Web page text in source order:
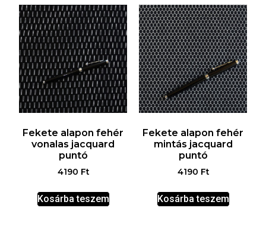
Fekete alapon fehér
vonalas jacquard
puntó
4190 Ft
Kosárba teszem
Fekete alapon fehér
mintás jacquard
puntó
4190 Ft
Kosárba teszem